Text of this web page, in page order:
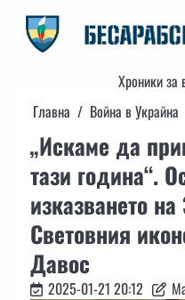
content
Хроники за
Главна
Война в Украйна
„Искаме да
тази година“.
изказването
Световния
Давос
2025-01-21 20:12